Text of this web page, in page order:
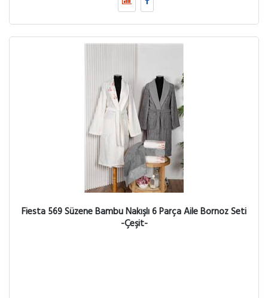
Fiesta 569 Süzene Bambu Nakışlı 6 Parça Aile Bornoz Seti
-Çeşit-